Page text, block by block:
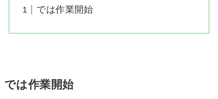
では作業開始
では作業開始